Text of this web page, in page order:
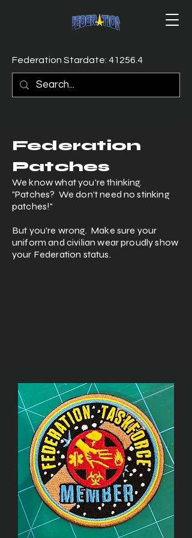
Federation Stardate: 41256.4
Federation
Patches
We know what you're thinking.
"Patches? We don't need no stinking
patches!"
But you're wrong. Make sure your
uniform and civilian wear proudly show
your Federation status.